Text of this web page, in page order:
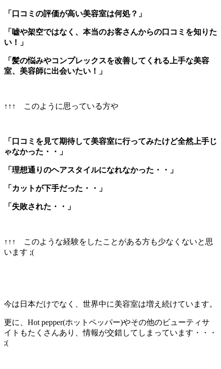
「口コミの評価が高い美容室は何処？」
「嘘や架空ではなく、本当のお客さんからの口コミを知りた
い！」
「髪の悩みやコンプレックスを改善してくれる上手な美容
室、美容師に出会いたい！」
↑↑↑ このように思っている方や
「口コミを見て期待して美容室に行ってみたけど全然上手じ
ゃなかった・・」
「理想通りのヘアスタイルになれなかった・・」
「カットが下手だった・・」
「失敗された・・」
↑↑↑ このような経験をしたことがある方も少なくないと思
います ;(
今は日本だけでなく、世界中に美容室は増え続けています。
更に、Hot pepper(ホットペッパー)やその他のビューティサ
イトもたくさんあり、情報が交錯してしまっています・・・
;(